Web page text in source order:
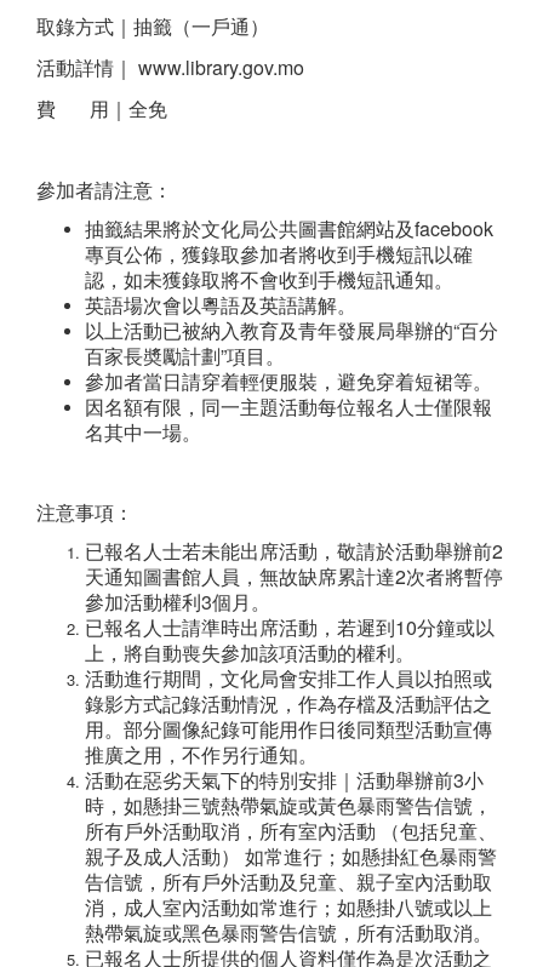
取錄方式｜抽籤（一戶通）
活動詳情｜ www.library.gov.mo
費 用｜全免
參加者請注意：
抽籤結果將於文化局公共圖書館網站及facebook
專頁公佈，獲錄取參加者將收到手機短訊以確
認，如未獲錄取將不會收到手機短訊通知。
英語場次會以粵語及英語講解。
以上活動已被納入教育及青年發展局舉辦的“百分
百家長奬勵計劃”項目。
參加者當日請穿着輕便服裝，避免穿着短裙等。
因名額有限，同一主題活動每位報名人士僅限報
名其中一場。
注意事項：
已報名人士若未能出席活動，敬請於活動舉辦前2
天通知圖書館人員，無故缺席累計達2次者將暫停
參加活動權利3個月。
已報名人士請準時出席活動，若遲到10分鐘或以
上，將自動喪失參加該項活動的權利。
活動進行期間，文化局會安排工作人員以拍照或
錄影方式記錄活動情況，作為存檔及活動評估之
用。部分圖像紀錄可能用作日後同類型活動宣傳
推廣之用，不作另行通知。
活動在惡劣天氣下的特別安排｜活動舉辦前3小
時，如懸掛三號熱帶氣旋或黃色暴雨警告信號，
所有戶外活動取消，所有室內活動 （包括兒童、
親子及成人活動） 如常進行；如懸掛紅色暴雨警
告信號，所有戶外活動及兒童、親子室內活動取
消，成人室內活動如常進行；如懸掛八號或以上
熱帶氣旋或黑色暴雨警告信號，所有活動取消。
已報名人士所提供的個人資料僅作為是次活動之